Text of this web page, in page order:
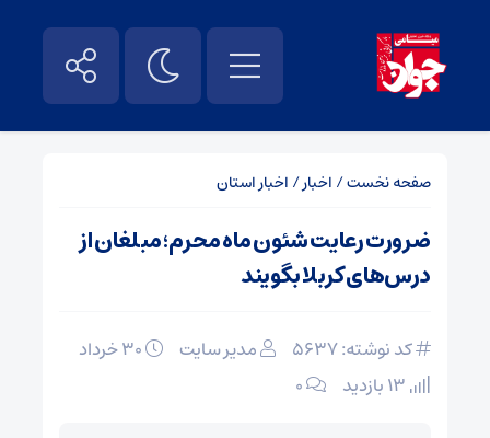
صفحه نخست/ اخبار/ اخبار استان
ضرورت رعایت شئون ماه محرم؛ مبلغان از
درس‌های کربلا بگویند
کد نوشته: 5637 مدیر سایت
۰